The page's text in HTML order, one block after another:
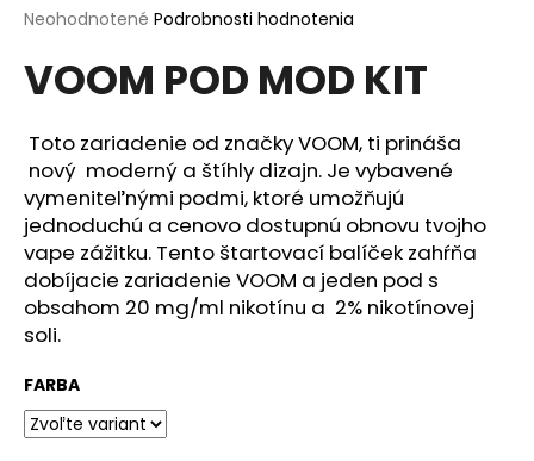
Priemerné
produktu
je
z
hviezdičiek.
Neohodnotené Podrobnosti hodnotenia
VOOM POD MOD KIT
Toto zariadenie od značky VOOM, ti prináša
nový moderný a štíhly dizajn. Je vybavené
vymeniteľnými podmi, ktoré umožňujú
jednoduchú a cenovo dostupnú obnovu tvojho
vape zážitku. Tento štartovací balíček zahŕňa
dobíjacie zariadenie VOOM a jeden pod s
obsahom 20 mg/ml nikotínu a 2% nikotínovej
soli.
FARBA
á
j
s
?
HĽADAŤ
O
d
p